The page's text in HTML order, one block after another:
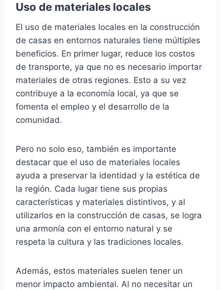
Uso de materiales locales
El uso de materiales locales en la construcción
de casas en entornos naturales tiene múltiples
beneficios. En primer lugar, reduce los costos
de transporte, ya que no es necesario importar
materiales de otras regiones. Esto a su vez
contribuye a la economía local, ya que se
fomenta el empleo y el desarrollo de la
comunidad.
Pero no solo eso, también es importante
destacar que el uso de materiales locales
ayuda a preservar la identidad y la estética de
la región. Cada lugar tiene sus propias
características y materiales distintivos, y al
utilizarlos en la construcción de casas, se logra
una armonía con el entorno natural y se
respeta la cultura y las tradiciones locales.
Además, estos materiales suelen tener un
menor impacto ambiental. Al no necesitar un